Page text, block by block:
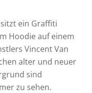
ein Graffiti
Hoodie auf einem
Vincent Van
alter und neuer
sind
zu sehen.